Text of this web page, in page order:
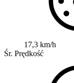
17,3 km/h
Śr. Prędkość